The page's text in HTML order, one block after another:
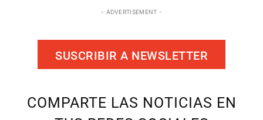
- ADVERTISEMENT -
SUSCRIBIR A NEWSLETTER
COMPARTE LAS NOTICIAS EN